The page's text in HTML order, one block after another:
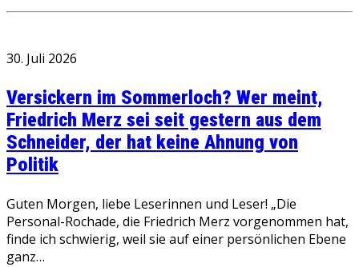
30. Juli 2026
Versickern im Sommerloch? Wer meint,
Friedrich Merz sei seit gestern aus dem
Schneider, der hat keine Ahnung von
Politik
Guten Morgen, liebe Leserinnen und Leser! „Die
Personal-Rochade, die Friedrich Merz vorgenommen hat,
finde ich schwierig, weil sie auf einer persönlichen Ebene
ganz…